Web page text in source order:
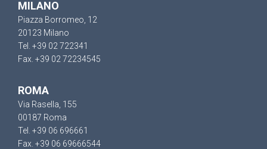
MILANO
Piazza Borromeo, 12
20123 Milano
Tel. +39 02 722341
Fax. +39 02 72234545
ROMA
Via Rasella, 155
00187 Roma
Tel. +39 06 696661
Fax. +39 06 69666544